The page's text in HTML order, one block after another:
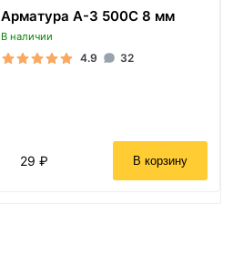
Арматура А-3 500С 8 мм
В наличии
4.9 32
29 ₽ В корзину